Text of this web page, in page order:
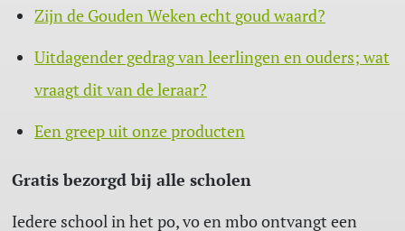
Zijn de Gouden Weken echt goud waard?
Uitdagender gedrag van leerlingen en ouders; wat
vraagt dit van de leraar?
Een greep uit onze producten
Gratis bezorgd bij alle scholen
Iedere school in het po, vo en mbo ontvangt een